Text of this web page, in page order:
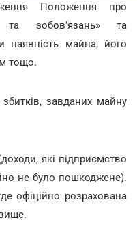
Положення про
та зобов'язань» та
наявність майна, його
тощо.
завданих майну
які підприємство
не було пошкоджене).
офіційно розрахована